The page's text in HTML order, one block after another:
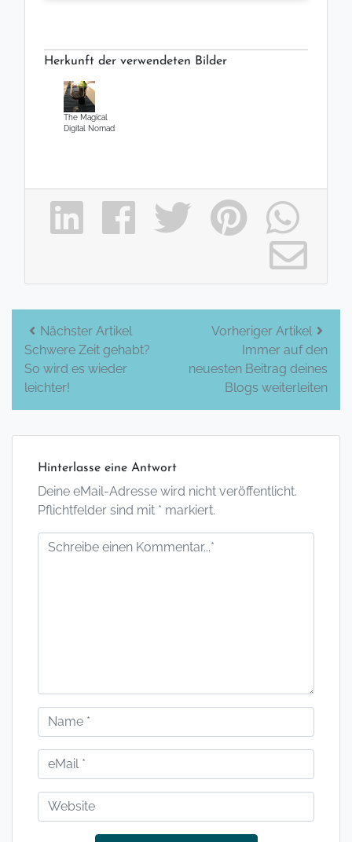
Herkunft der verwendeten Bilder
The Magical
Digital Nomad
Beitrags-
Navigation
Nächster Artikel
Schwere Zeit gehabt?
So wird es wieder
leichter!
Vorheriger Artikel
Immer auf den
neuesten Beitrag deines
Blogs weiterleiten
Hinterlasse eine Antwort
Deine eMail-Adresse wird nicht veröffentlicht.
Pflichtfelder sind mit * markiert.